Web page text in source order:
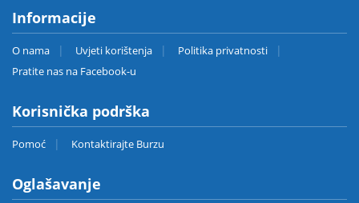
Informacije
O nama Uvjeti korištenja
Politika privatnosti
Pratite nas na Facebook-u
Korisnička podrška
Pomoć Kontaktirajte Burzu
Oglašavanje